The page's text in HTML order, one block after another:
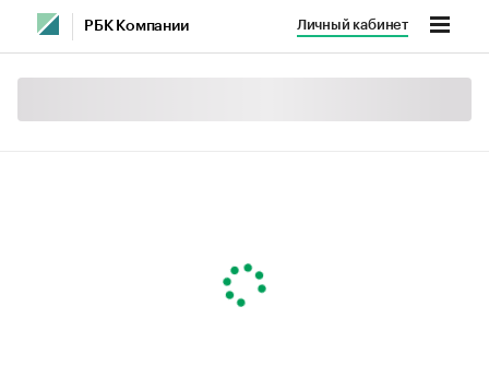
РБК Компании Личный кабинет